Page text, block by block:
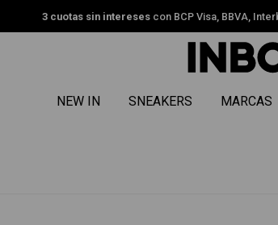
3 cuotas sin intereses con BCP Visa, BBVA,
NEW IN SNEAKERS MARCAS